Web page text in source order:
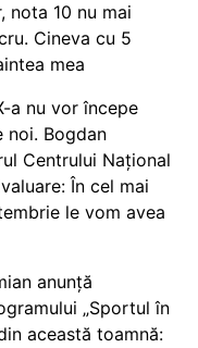
nota 10 nu mai
Cineva cu 5
mea
a nu vor începe
noi. Bogdan
Centrului Național
În cel mai
le vom avea
anunță
„Sportul în
această toamnă: